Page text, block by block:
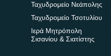
Ταχυδρομείο Νεάπολης
Ταχυδρομείο Τσοτυλίου
Ιερά Μητρόπολη
Σισανίου & Σιατίστης